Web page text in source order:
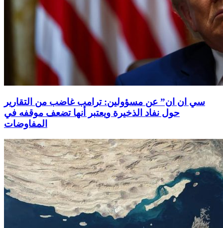
سي ان ان” عن مسؤولين: ترامب غاضب من التقارير
حول نفاد الذخيرة ويعتبر أنها تضعف موقفه في
المفاوضات